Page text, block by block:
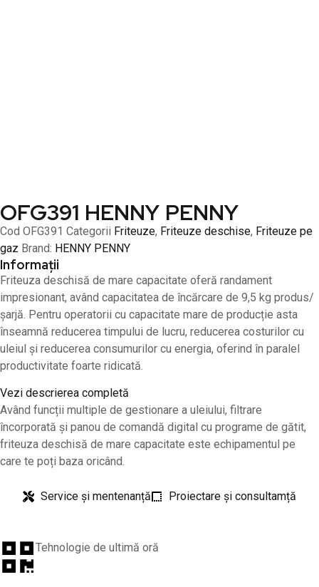
OFG391 HENNY PENNY
Cod OFG391 Categorii Friteuze, Friteuze deschise, Friteuze pe
gaz Brand: HENNY PENNY
Informații
Friteuza deschisă de mare capacitate oferă randament
impresionant, având capacitatea de încărcare de 9,5 kg produs/
șarjă. Pentru operatorii cu capacitate mare de producție asta
înseamnă reducerea timpului de lucru, reducerea costurilor cu
uleiul și reducerea consumurilor cu energia, oferind în paralel
productivitate foarte ridicată.
Vezi descrierea completă
Având funcții multiple de gestionare a uleiului, filtrare
încorporată și panou de comandă digital cu programe de gătit,
friteuza deschisă de mare capacitate este echipamentul pe
care te poți baza oricând.
Service și mentenanță Proiectare și consultamță
Tehnologie de ultimă oră